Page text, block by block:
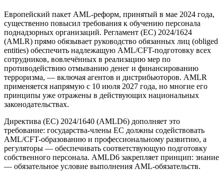
Европейский пакет AML-реформ, принятый в мае 2024 года,
существенно повысил требования к обучению персонала
поднадзорных организаций. Регламент (ЕС) 2024/1624
(AMLR) прямо обязывает руководство обязанных лиц (obliged
entities) обеспечить надлежащую AML/CFT-подготовку всех
сотрудников, вовлечённых в реализацию мер по
противодействию отмыванию денег и финансированию
терроризма, — включая агентов и дистрибьюторов. AMLR
применяется напрямую с 10 июля 2027 года, но многие его
принципы уже отражены в действующих национальных
законодательствах.
Директива (ЕС) 2024/1640 (AMLD6) дополняет это
требование: государства-члены ЕС должны содействовать
AML/CFT-образованию и профессиональному развитию, а
регуляторы — обеспечивать соответствующую подготовку
собственного персонала. AMLD6 закрепляет принцип: знание
— обязательное условие выполнения AML-обязательств.